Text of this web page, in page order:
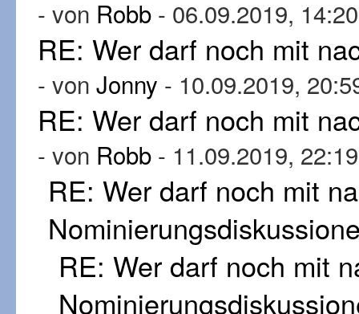
- von Robb - 06.09.2019, 14:20
RE: Wer darf noch mit
- von Jonny - 10.09.2019,
RE: Wer darf noch mit
- von Robb - 11.09.2019, 22:19
RE: Wer darf noch mit
RE: Wer darf noch mit